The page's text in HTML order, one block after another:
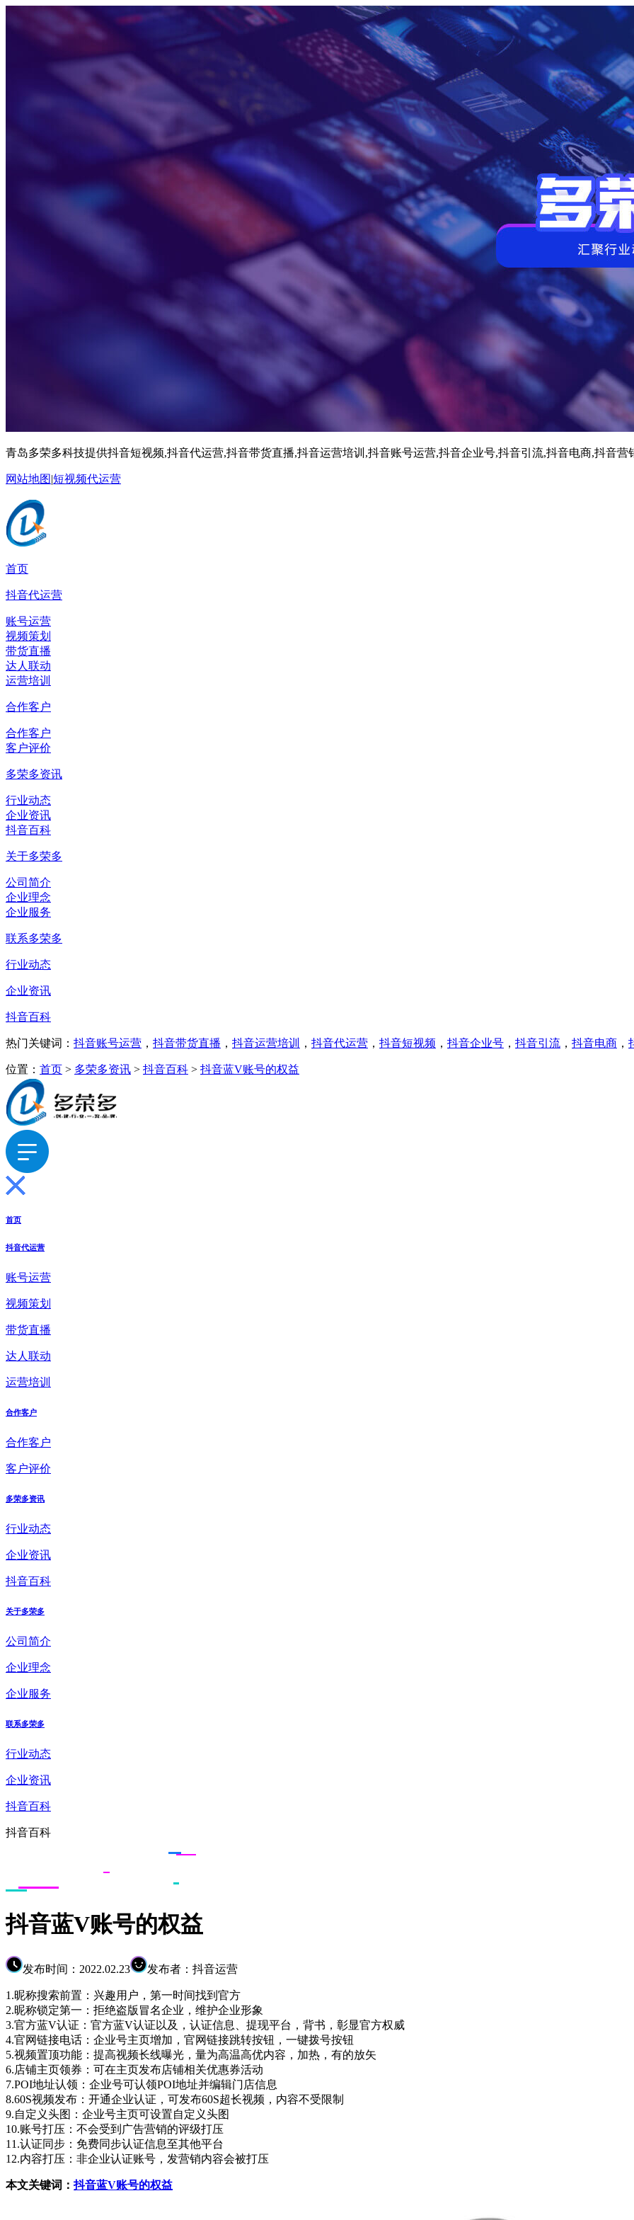
青岛多荣多科技提供抖音短视频,抖音代运营,抖音带货直播,抖音运营培训,抖音账号运营,抖音企业号,抖音引流,抖音电商,抖音营
网站地图|短视频代运营
首页
抖音代运营
账号运营
视频策划
带货直播
达人联动
运营培训
合作客户
合作客户
客户评价
多荣多资讯
行业动态
企业资讯
抖音百科
关于多荣多
公司简介
企业理念
企业服务
联系多荣多
行业动态
企业资讯
抖音百科
热门关键词： 抖音账号运营 ， 抖音带货直播 ， 抖音运营培训 ， 抖音代运营 ， 抖音短视频 ， 抖音企业号 ， 抖音引流 ， 抖音电商 ，
位置： 首页 > 多荣多资讯 > 抖音百科 > 抖音蓝V账号的权益
首页
抖音代运营
账号运营
视频策划
带货直播
达人联动
运营培训
合作客户
合作客户
客户评价
多荣多资讯
行业动态
企业资讯
抖音百科
关于多荣多
公司简介
企业理念
企业服务
联系多荣多
行业动态
企业资讯
抖音百科
抖音百科
抖音蓝V账号的权益
发布时间：2022.02.23 发布者：抖音运营
1.昵称搜索前置：兴趣用户，第一时间找到官方
2.昵称锁定第一：拒绝盗版冒名企业，维护企业形象
3.官方蓝V认证：官方蓝V认证以及，认证信息、提现平台，背书，彰显官方权威
4.官网链接电话：企业号主页增加，官网链接跳转按钮，一键拨号按钮
5.视频置顶功能：提高视频长线曝光，量为高温高优内容，加热，有的放矢
6.店铺主页领券：可在主页发布店铺相关优惠券活动
7.POI地址认领：企业号可认领POI地址并编辑门店信息
8.60S视频发布：开通企业认证，可发布60S超长视频，内容不受限制
9.自定义头图：企业号主页可设置自定义头图
10.账号打压：不会受到广告营销的评级打压
11.认证同步：免费同步认证信息至其他平台
12.内容打压：非企业认证账号，发营销内容会被打压
本文关键词：抖音蓝V账号的权益